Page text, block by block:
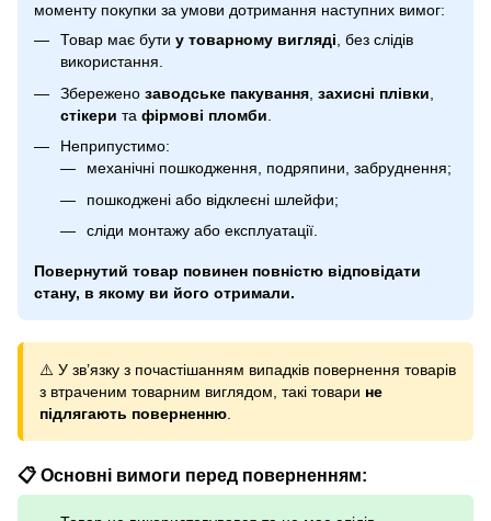
моменту покупки за умови дотримання наступних вимог:
Товар має бути у товарному вигляді, без слідів
використання.
Збережено заводське пакування захисні плівки
стікери та фірмові пломби
Неприпустимо:
механічні пошкодження, подряпини, забруднення;
пошкоджені або відклеєні шлейфи;
сліди монтажу або експлуатації.
Повернутий товар повинен повністю відповідати
стану, в якому ви його отримали.
⚠️ У зв’язку з почастішанням випадків повернення товарів
з втраченим товарним виглядом, такі товари не
підлягають поверненню
📋 Основні вимоги перед поверненням: